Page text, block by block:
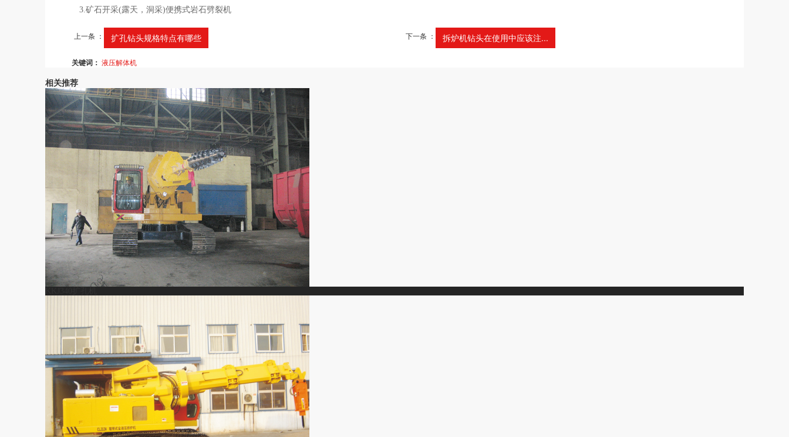
3.矿石开采(露天，洞采)便携式岩石劈裂机
上一条 ： 扩孔钻头规格特点有哪些 下一条 ： 拆炉机钻头在使用中应该注...
关键词： 液压解体机
相关推荐